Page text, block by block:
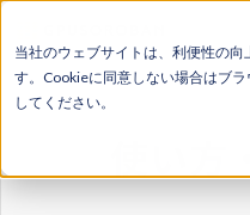
当社のウェブサイトは、利便性の
す。Cookieに同意しない場合はブ
してください。
サ
使い